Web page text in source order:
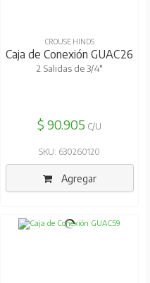
CROUSE HINDS
Caja de Conexión GUAC26
2 Salidas de 3/4"
$ 90.905 C/U
SKU: 630260120
Agregar